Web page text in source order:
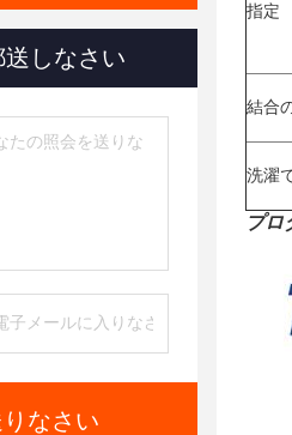
しなさい
なさい
指定
結合
洗濯
プロ